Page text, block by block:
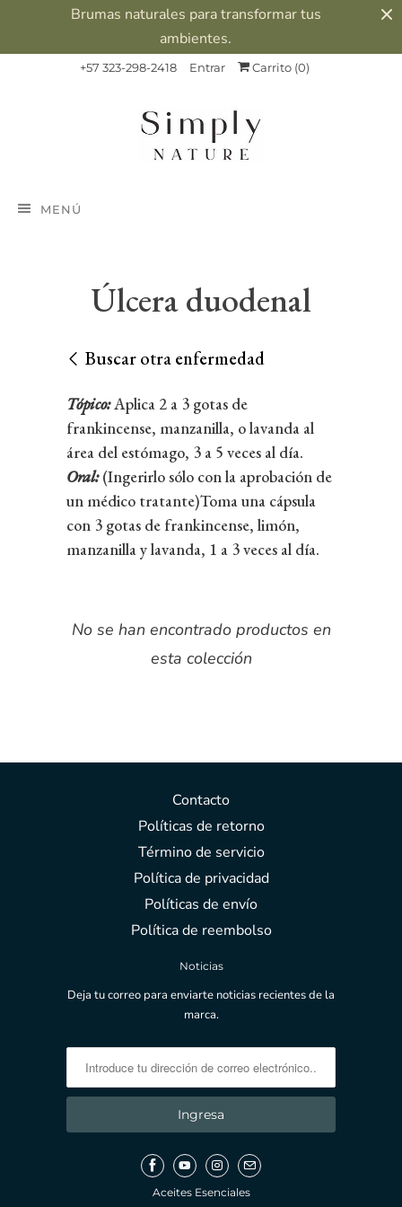
Brumas naturales para transformar tus
ambientes.
+57 323-298-2418 Entrar Carrito (0)
MENÚ
Úlcera duodenal
Buscar otra enfermedad
Tópico: Aplica 2 a 3 gotas de
frankincense, manzanilla, o lavanda al
área del estómago, 3 a 5 veces al día.
Oral:(Ingerirlo sólo con la aprobación de
un médico tratante)Toma una cápsula
con 3 gotas de frankincense, limón,
manzanilla y lavanda, 1 a 3 veces al día.
No se han encontrado productos en
esta colección
Contacto
Políticas de retorno
Término de servicio
Política de privacidad
Políticas de envío
Política de reembolso
Noticias
Deja tu correo para enviarte noticias recientes de la
marca.
Aceites Esenciales